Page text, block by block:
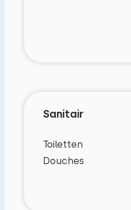
Sanitair
Toiletten
Douches